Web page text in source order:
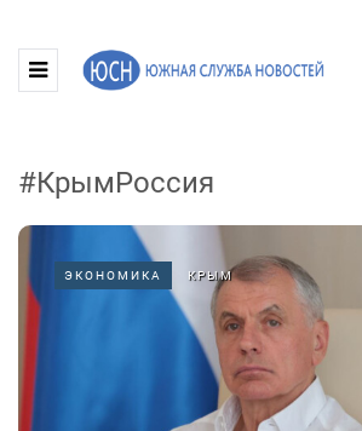
#КрымРоссия
ЭКОНОМИКА КРЫМ